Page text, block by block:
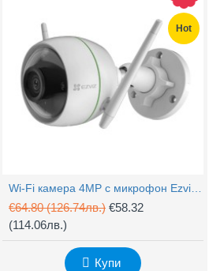
Hot
€64.80(126.74лв.) €58.32
(114.06лв.)
Купи